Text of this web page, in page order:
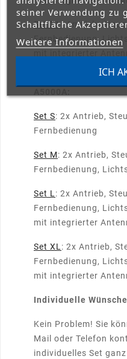
Set XL: Antrieb,
Fernbedienung,
Sets für
Set S: 2x Antrieb,
Fernbedienung
Set M: 2x Antrieb,
Fernbedienung,
Set L: 2x Antrieb,
Fernbedienung,
mit integrierter
Set XL: 2x Antrieb,
Fernbedienung,
mit integrierter
Individuelle
Kein Problem! Sie
Mail oder Telefon
individuelles Set
seiner Verwendung zu
Schaltfläche
Weitere Informationen
ICH